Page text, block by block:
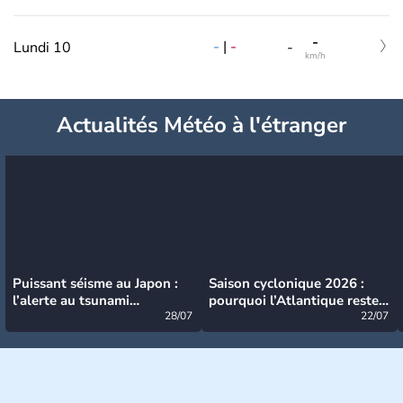
Lundi 10 - | - - -
km/h
Actualités Météo à l'étranger
Puissant séisme au Japon :
l’alerte au tsunami
28/07
Saison cyclonique 2026 :
pourquoi l’Atlantique reste
22/07